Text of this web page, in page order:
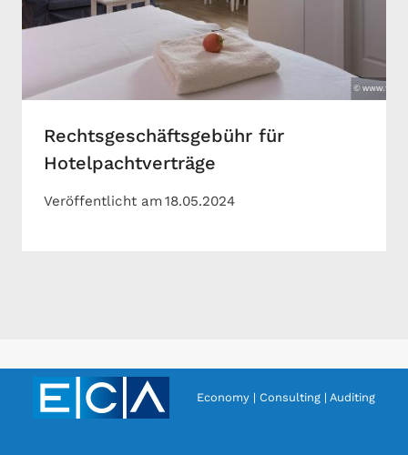
Rechtsgeschäftsgebühr für
Hotelpachtverträge
Veröffentlicht am18.05.2024
Economy | Consulting | Auditing